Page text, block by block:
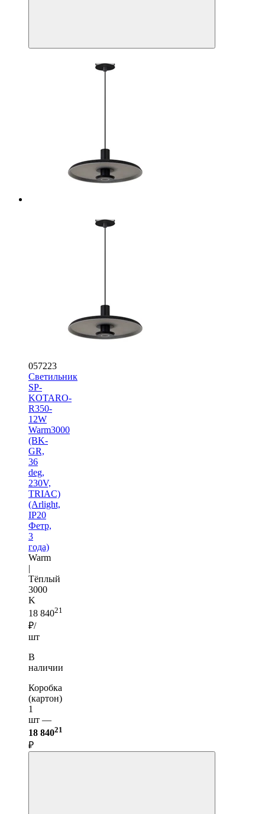
057223
Светильник
SP-
KOTARO-
R350-
12W
Warm3000
(BK-
GR,
36
deg,
230V,
TRIAC)
(Arlight,
IP20
Фетр,
3
года)
Warm
|
Тёплый
3000
K
18 84021
₽/
шт
В
наличии
Коробка
(картон)
1
шт —
18 84021
₽